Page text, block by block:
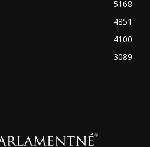
5168
4851
4100
3089